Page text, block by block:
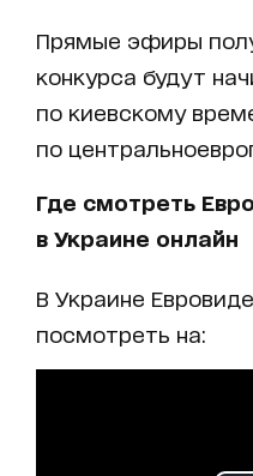
Прямые эфиры
конкурса будут
по киевскому
по
Где смотреть
в Украине онлайн
В Украине
посмотреть на: